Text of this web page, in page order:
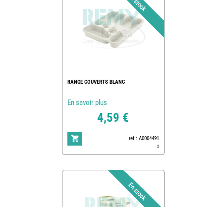
RANGE COUVERTS BLANC
En savoir plus
4,59 €
ref : A0004491
2